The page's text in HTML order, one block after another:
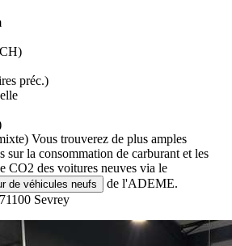
préc.)
Vous trouverez de plus amples
sur la consommation de carburant et les
CO2 des voitures neuves via le
de véhicules neufs
de l'ADEME.
Sevrey